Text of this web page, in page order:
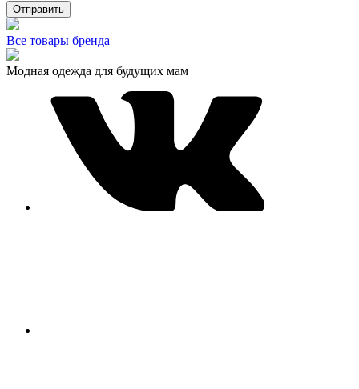
Отправить
Все товары бренда
Модная одежда для будущих мам